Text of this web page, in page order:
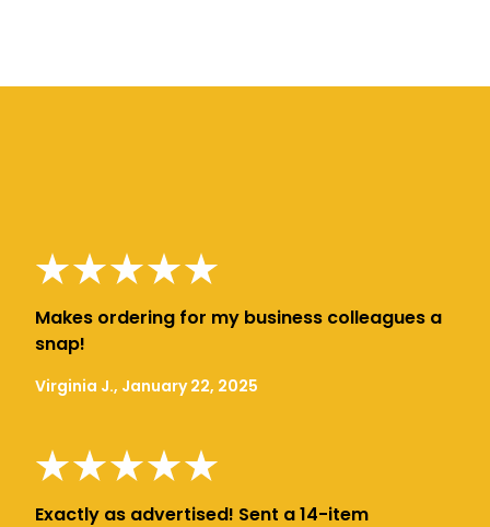
Makes ordering for my business colleagues a
snap!
Virginia J., January 22, 2025
Exactly as advertised! Sent a 14-item